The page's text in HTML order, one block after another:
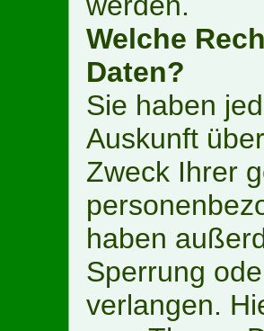
Welche
Daten?
Sie haben
Auskunft
Zweck Ihrer
haben
Sperrung
verlangen.